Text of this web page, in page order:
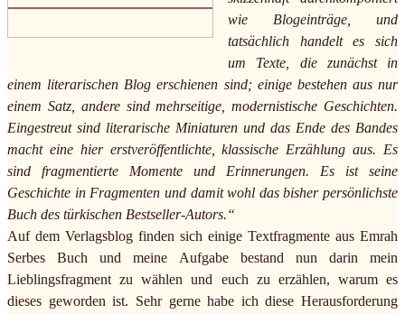
wie Blogeinträge, und
tatsächlich handelt es sich
um Texte, die zunächst in
einem literarischen Blog erschienen sind; einige bestehen aus nur
einem Satz, andere sind mehrseitige, modernistische Geschichten.
Eingestreut sind literarische Miniaturen und das Ende des Bandes
macht eine hier erstveröffentlichte, klassische Erzählung aus. Es
sind fragmentierte Momente und Erinnerungen. Es ist seine
Geschichte in Fragmenten und damit wohl das bisher persönlichste
Buch des türkischen Bestseller-Autors.“
Auf dem Verlagsblog finden sich einige Textfragmente aus Emrah
Serbes Buch und meine Aufgabe bestand nun darin mein
Lieblingsfragment zu wählen und euch zu erzählen, warum es
dieses geworden ist. Sehr gerne habe ich diese Herausforderung